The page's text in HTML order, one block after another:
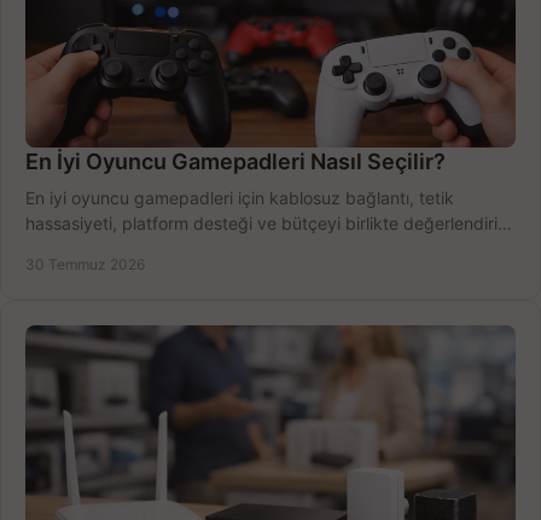
En İyi Oyuncu Gamepadleri Nasıl Seçilir?
En iyi oyuncu gamepadleri için kablosuz bağlantı, tetik
hassasiyeti, platform desteği ve bütçeyi birlikte değerlendirin;
30 Temmuz 2026